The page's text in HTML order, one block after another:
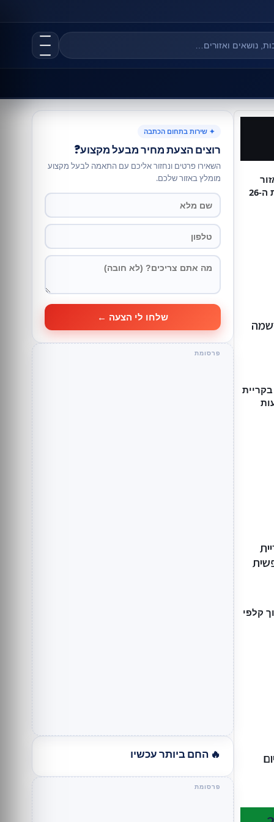
בקריית
✦ שירות בתחום הכתבה
רוצים הצעת מחיר מבעל מקצוע?
השאירו פרטים ונחזור אליכם עם התאמה לבעל מקצוע
מומלץ באזור שלכם.
שלחו לי הצעה ←
🔥 החם ביותר עכשיו